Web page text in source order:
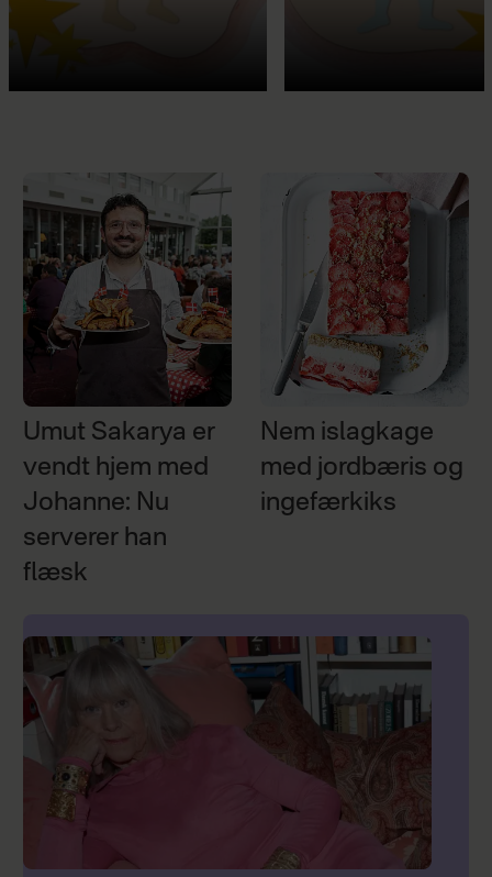
Umut Sakarya er
vendt hjem med
Johanne: Nu
serverer han
flæsk
Nem islagkage
med jordbæris og
ingefærkiks